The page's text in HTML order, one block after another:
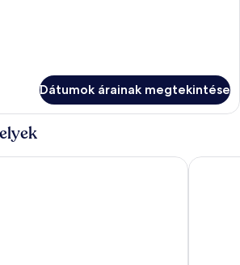
Dátumok árainak megtekintése
by Aminess